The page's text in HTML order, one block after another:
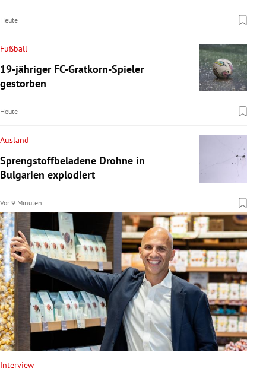
Heute
Fußball
19-jähriger FC-Gratkorn-Spieler
gestorben
Heute
Ausland
Sprengstoffbeladene Drohne in
Bulgarien explodiert
Vor 9 Minuten
Interview